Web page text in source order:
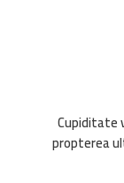
Cupiditate
propterea